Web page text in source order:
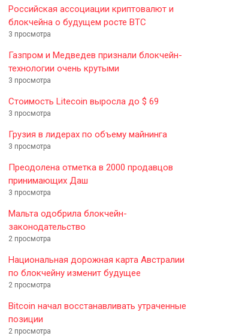
Российская ассоциации криптовалют и
блокчейна о будущем росте BTC
3 просмотра
Газпром и Медведев признали блокчейн-
технологии очень крутыми
3 просмотра
Стоимость Litecoin выросла до $ 69
3 просмотра
Грузия в лидерах по объему майнинга
3 просмотра
Преодолена отметка в 2000 продавцов
принимающих Даш
3 просмотра
Мальта одобрила блокчейн-
законодательство
2 просмотра
Национальная дорожная карта Австралии
по блокчейну изменит будущее
2 просмотра
Bitcoin начал восстанавливать утраченные
позиции
2 просмотра